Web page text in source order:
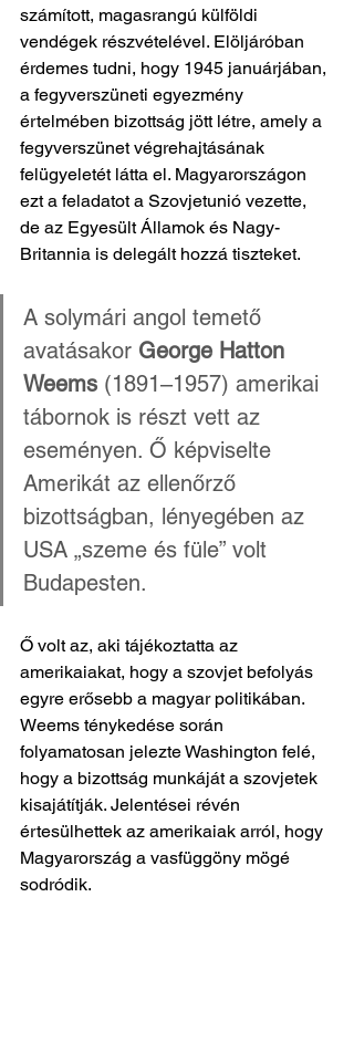
számított, magasrangú külföldi
vendégek részvételével. Elöljáróban
érdemes tudni, hogy 1945 januárjában,
a fegyverszüneti egyezmény
értelmében bizottság jött létre, amely a
fegyverszünet végrehajtásának
felügyeletét látta el. Magyarországon
ezt a feladatot a Szovjetunió vezette,
de az Egyesült Államok és Nagy-
Britannia is delegált hozzá tiszteket.
A solymári angol temető
avatásakor George Hatton
Weems (1891–1957) amerikai
tábornok is részt vett az
eseményen. Ő képviselte
Amerikát az ellenőrző
bizottságban, lényegében az
USA „szeme és füle” volt
Budapesten.
Ő volt az, aki tájékoztatta az
amerikaiakat, hogy a szovjet befolyás
egyre erősebb a magyar politikában.
Weems ténykedése során
folyamatosan jelezte Washington felé,
hogy a bizottság munkáját a szovjetek
kisajátítják. Jelentései révén
értesülhettek az amerikaiak arról, hogy
Magyarország a vasfüggöny mögé
sodródik.